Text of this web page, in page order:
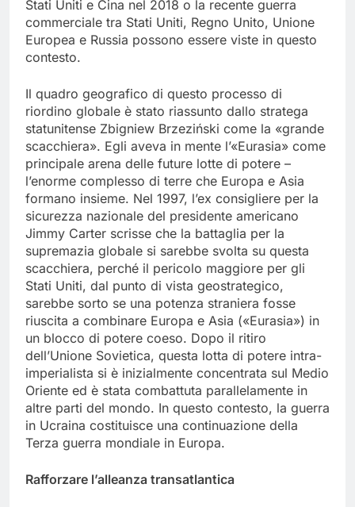
Stati Uniti e Cina nel 2018 o la recente guerra
commerciale tra Stati Uniti, Regno Unito, Unione
Europea e Russia possono essere viste in questo
contesto.
Il quadro geografico di questo processo di
riordino globale è stato riassunto dallo stratega
statunitense Zbigniew Brzeziński come la «grande
scacchiera». Egli aveva in mente l’«Eurasia» come
principale arena delle future lotte di potere –
l’enorme complesso di terre che Europa e Asia
formano insieme. Nel 1997, l’ex consigliere per la
sicurezza nazionale del presidente americano
Jimmy Carter scrisse che la battaglia per la
supremazia globale si sarebbe svolta su questa
scacchiera, perché il pericolo maggiore per gli
Stati Uniti, dal punto di vista geostrategico,
sarebbe sorto se una potenza straniera fosse
riuscita a combinare Europa e Asia («Eurasia») in
un blocco di potere coeso. Dopo il ritiro
dell’Unione Sovietica, questa lotta di potere intra-
imperialista si è inizialmente concentrata sul Medio
Oriente ed è stata combattuta parallelamente in
altre parti del mondo. In questo contesto, la guerra
in Ucraina costituisce una continuazione della
Terza guerra mondiale in Europa.
Rafforzare l’alleanza transatlantica